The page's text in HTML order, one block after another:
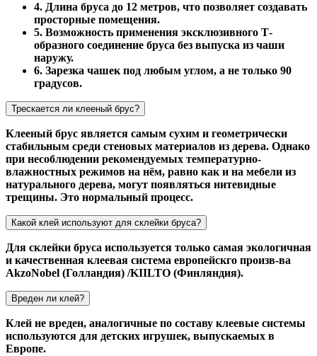
4. Длина бруса до 12 метров, что позволяет создавать
просторные помещения.
5. Возможность применения эксклюзивного Т-
образного соединение бруса без выпуска из чаши
наружу.
6. Зарезка чашек под любым углом, а не только 90
градусов.
Трескается ли клееный брус?
Клееный брус является самым сухим и геометрически
стабильным среди стеновых материалов из дерева. Однако
при несоблюдении рекомендуемых температурно-
влажностных режимов на нём, равно как и на мебели из
натурального дерева, могут появляться нитевидные
трещины. Это нормальный процесс.
Какой клей используют для склейки бруса?
Для склейки бруса используется только самая экологичная
и качественная клеевая система европейскго произв-ва
AkzoNobel (Голландия) /KIILTO (Финляндия).
Вреден ли клей?
Клей не вреден, аналогичные по составу клеевые системы
используются для детских игрушек, выпускаемых в
Европе.